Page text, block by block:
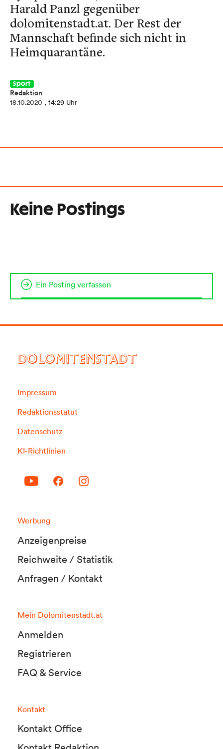
Harald Panzl gegenüber
dolomitenstadt.at. Der Rest der
Mannschaft befinde sich nicht in
Heimquarantäne.
Sport
Redaktion
18.10.2020 , 14:29 Uhr
Keine Postings
Ein Posting verfassen
DOLOMITENSTADT
Impressum
Redaktionsstatut
Datenschutz
KI-Richtlinien
Werbung
Anzeigenpreise
Reichweite / Statistik
Anfragen / Kontakt
Mein Dolomitenstadt.at
Anmelden
Registrieren
FAQ & Service
Kontakt
Kontakt Office